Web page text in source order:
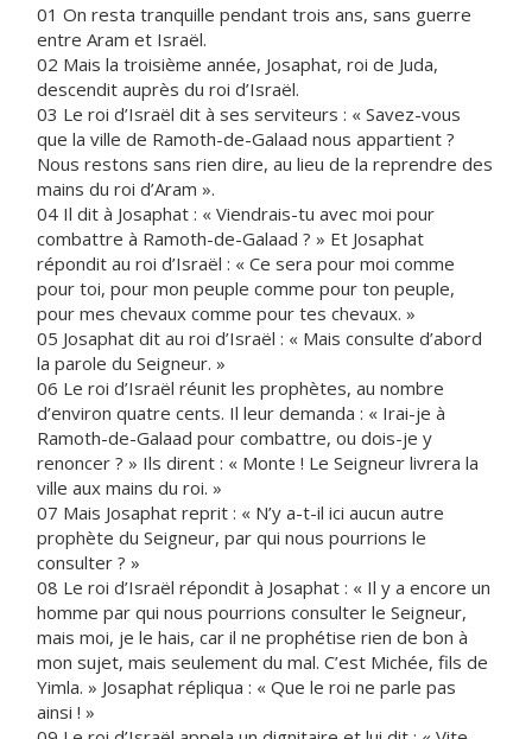
01 On resta tranquille pendant trois ans, sans guerre
entre Aram et Israël.
02 Mais la troisième année, Josaphat, roi de Juda,
descendit auprès du roi d’Israël.
03 Le roi d’Israël dit à ses serviteurs : « Savez-vous
que la ville de Ramoth-de-Galaad nous appartient ?
Nous restons sans rien dire, au lieu de la reprendre des
mains du roi d’Aram ».
04 Il dit à Josaphat : « Viendrais-tu avec moi pour
combattre à Ramoth-de-Galaad ? » Et Josaphat
répondit au roi d’Israël : « Ce sera pour moi comme
pour toi, pour mon peuple comme pour ton peuple,
pour mes chevaux comme pour tes chevaux. »
05 Josaphat dit au roi d’Israël : « Mais consulte d’abord
la parole du Seigneur. »
06 Le roi d’Israël réunit les prophètes, au nombre
d’environ quatre cents. Il leur demanda : « Irai-je à
Ramoth-de-Galaad pour combattre, ou dois-je y
renoncer ? » Ils dirent : « Monte ! Le Seigneur livrera la
ville aux mains du roi. »
07 Mais Josaphat reprit : « N’y a-t-il ici aucun autre
prophète du Seigneur, par qui nous pourrions le
consulter ? »
08 Le roi d’Israël répondit à Josaphat : « Il y a encore un
homme par qui nous pourrions consulter le Seigneur,
mais moi, je le hais, car il ne prophétise rien de bon à
mon sujet, mais seulement du mal. C’est Michée, fils de
Yimla. » Josaphat répliqua : « Que le roi ne parle pas
ainsi ! »